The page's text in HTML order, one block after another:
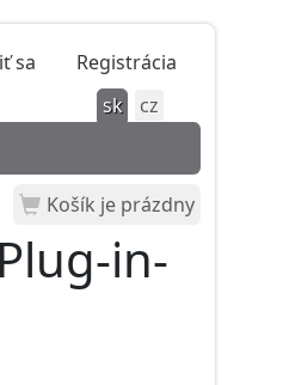
sa
Registrácia
sk
cz
Košík je prázdny
in-